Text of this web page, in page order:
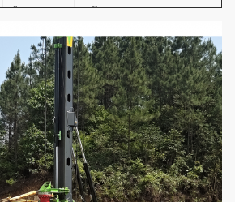
° ±3
5
এমপিএ 34.3
এমপিএ 3.9
কিলোমিটার 2.8
কেএন 229